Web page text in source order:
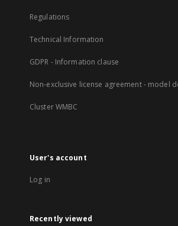
Regulations
Technical Information
GDPR - Information clause
Non-exclusive license agreement - model
Cluster WMBC
User's account
Log in
Recently viewed